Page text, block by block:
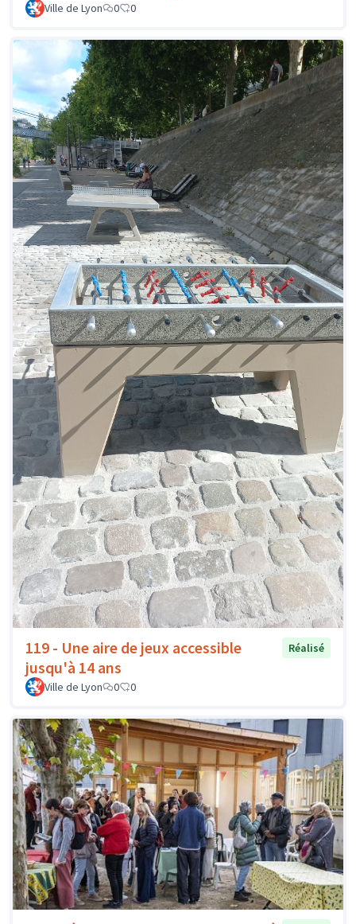
Ville de Lyon 0 0
119 - Une aire de jeux accessible
jusqu'à 14 ans
Réalisé
Ville de Lyon 0 0